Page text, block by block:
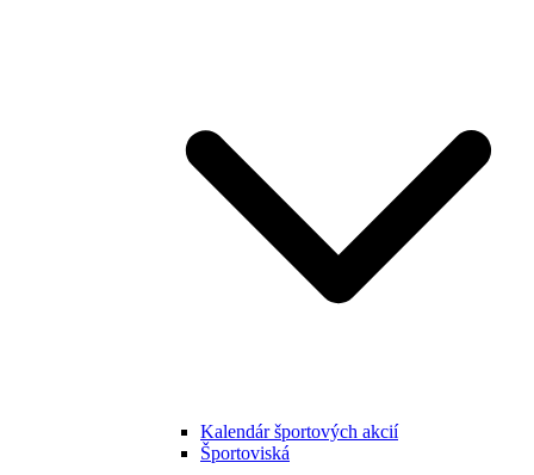
Kalendár športových akcií
Športoviská